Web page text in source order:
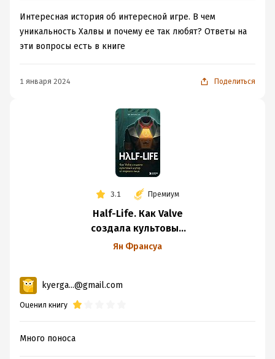
Интересная история об интересной игре. В чем
уникальность Халвы и почему ее так любят? Ответы на
эти вопросы есть в книге
1 января 2024 Поделиться
3.1 Премиум
Half-Life. Как Valve
создала культовый
шутер от первого
Ян Франсуа
kyerga...@gmail.com
Оценил книгу
Много поноса